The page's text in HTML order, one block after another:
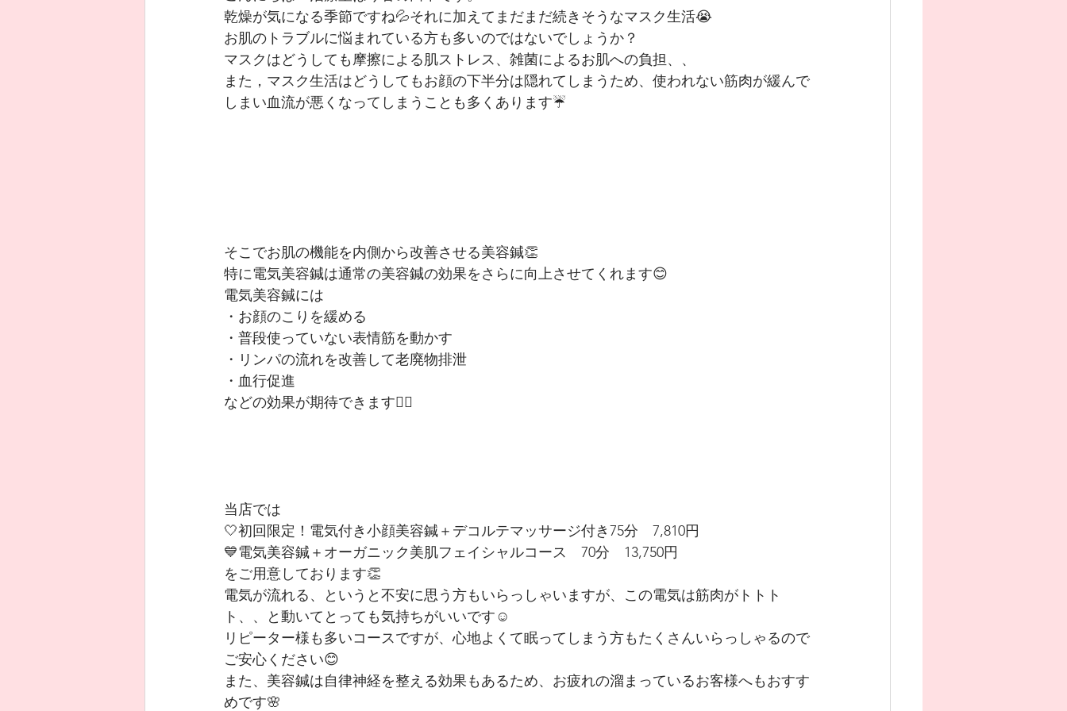
乾燥が気になる季節ですね💦それに加えてまだまだ続きそうなマスク生活😭
お肌のトラブルに悩まれている方も多いのではないでしょうか？
マスクはどうしても摩擦による肌ストレス、雑菌によるお肌への負担、、
また，マスク生活はどうしてもお顔の下半分は隠れてしまうため、使われない筋肉が緩んで
しまい血流が悪くなってしまうことも多くあります☔️
そこでお肌の機能を内側から改善させる美容鍼👏
特に電気美容鍼は通常の美容鍼の効果をさらに向上させてくれます😊
電気美容鍼には
・お顔のこりを緩める
・普段使っていない表情筋を動かす
・リンパの流れを改善して老廃物排泄
・血行促進
などの効果が期待できます🙆‍♀️
当店では
🤍初回限定！電気付き小顔美容鍼＋デコルテマッサージ付き75分　7,810円
💙電気美容鍼＋オーガニック美肌フェイシャルコース　70分　13,750円
をご用意しております👏
電気が流れる、というと不安に思う方もいらっしゃいますが、この電気は筋肉がトトト
ト、、と動いてとっても気持ちがいいです☺️
リピーター様も多いコースですが、心地よくて眠ってしまう方もたくさんいらっしゃるので
ご安心ください😊
また、美容鍼は自律神経を整える効果もあるため、お疲れの溜まっているお客様へもおすす
めです🌸